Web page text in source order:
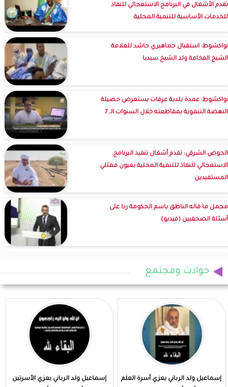
تقدم الأشغال في البرنامج الاستعجالي للنفاذ
للخدمات الأساسية للتنمية المحلية.
نواكشوط: استقبال جماهيري حاشد للعلامة
الشيخ الفخامة ولد الشيخ سيديا
نواكشوط: عمدة بلدية عرفات يستعرض حصيلة
النهضة التنموية بمقاطعته خلال السنوات الـ 7
الحوض الشرقي: تقدم أشغال تنفيذ البرنامج
الاستعجالي للنفاذ للتنمية المحلية بعيون ممثلي
المستفيدين
مجمل ما قاله الناطق باسم الحكومة ردا على
أسئلة الصحفيين (فيديو)
حوادث ومجتمع
إسماعيل ولد الرباني يعزي أسرة العلم
إسماعيل ولد الرباني يعزي الأسرتين